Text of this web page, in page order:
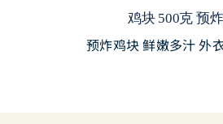
鸡块 500克 预
预炸鸡块 鲜嫩多汁 外